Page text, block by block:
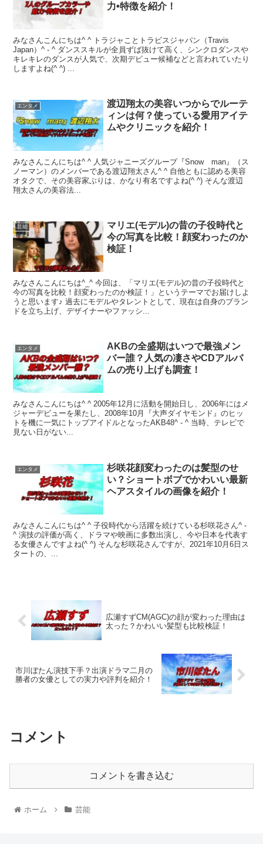
力•特徴を紹介！
みなさんこんにちは^ ^ トラジャことトラビスジャパン（Travis
Japan）^ - ^ ダンススキルが全員ずば抜けて高く、シンクロダンスや
キレキレのダンスが人気で、次期デビュー候補などと言われていたり
しますよね(^ ^) ...
エンタメ
渡辺翔太の美容いつからでルーテ
ィンは何？使っている愛用アイテ
ムやクリニックを紹介！
みなさんこんにちは^ ^ 人気ジャニーズグループ『Snow man』（ス
ノーマン）のメンバーである渡辺翔太さん^ ^ 自他ともに認める美容
オタクで、その美容家ぶりは、かなり有名ですよね(^ ^) そんな渡辺
翔太さんの美容法...
芸能
マリエ(モデル)の昔の子役時代と
今の写真を比較！顔変わったのか
検証！
みなさんこんにちは^_^ 今回は、「マリエ(モデル)の昔の子役時代と
今の写真を比較！顔変わったのか検証！」というテーマでお届けしよ
うと思います♪ 過去にモデルやタレントとして、現在は自身のブラン
ドを立ち上げ、デザイナーやファッシ...
エンタメ
AKBの全盛期はいつで最強メン
バー誰？人気の凄さやCDアルバ
ムの売り上げも調査！
みなさんこんにちは^ ^ 2005年12月に活動を開始日し、2006年にはメ
ジャーデビューを果たし、2008年10月『大声ダイヤモンド』のヒッ
トを機に一気にトップアイドルとなったAKB48^ - ^ 当時、テレビで
見ない日がない...
エンタメ
杉咲花顔変わったのは髪型のせ
い？ショートボブでかわいい最新
ヘアスタイルの画像を紹介！
みなさんこんにちは^ ^ 子役時代から活躍を続けている杉咲花さん^ -
^ 演技の評価が高く、ドラマや映画に多数出演し、今や日本を代表す
る女優さんですよね(^ ^) そんな杉咲花さんですが、2021年10月6日ス
タートの、...
広瀬すずCM(AGC)の顔が変わった理由は
太った？かわいい髪型も比較検証！
市川ぼたん演技下手？出演ドラマ二月の
勝者の女優としての実力や評判を紹介！
コメント
コメントを書き込む
ホーム 芸能